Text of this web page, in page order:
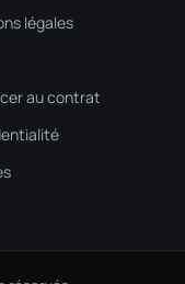
légales
au contrat